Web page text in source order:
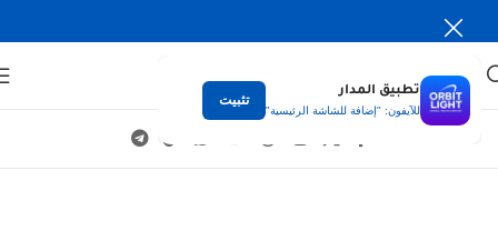
تطبيق المدار
للآيفون: "إضافة للشاشة الرئيسية"
تثبيت